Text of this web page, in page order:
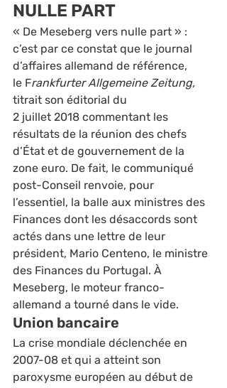
NULLE PART
« De Meseberg vers nulle part » :
c’est par ce constat que le journal
d’affaires allemand de référence,
le Frankfurter Allgemeine Zeitung,
titrait son éditorial du
2 juillet 2018 commentant les
résultats de la réunion des chefs
d’État et de gouvernement de la
zone euro. De fait, le communiqué
post-Conseil renvoie, pour
l’essentiel, la balle aux ministres des
Finances dont les désaccords sont
actés dans une lettre de leur
président, Mario Centeno, le ministre
des Finances du Portugal. À
Meseberg, le moteur franco-
allemand a tourné dans le vide.
Union bancaire
La crise mondiale déclenchée en
2007-08 et qui a atteint son
paroxysme européen au début de